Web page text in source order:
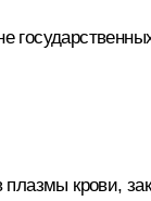
плазмы крови,